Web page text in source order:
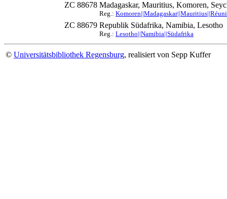
ZC 88678 Madagaskar, Mauritius, Komoren,
Reg.:
ZC 88679 Republik Südafrika, Namibia, Lesotho
Reg.: Lesotho||Namibia||Südafrika
© Universitätsbibliothek Regensburg, realisiert von Sepp Kuffer